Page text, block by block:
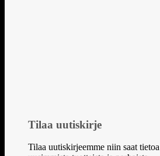
Tilaa uutiskirje
Tilaa uutiskirjeemme niin saat tietoa